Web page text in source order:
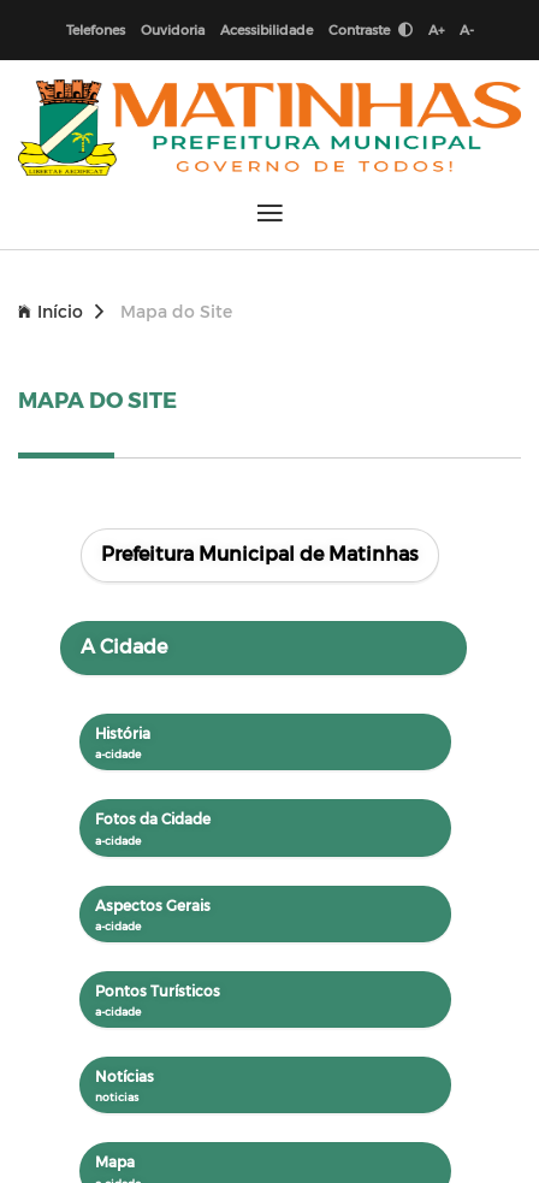
Telefones Ouvidoria Acessibilidade Contraste A+ A-
Início Mapa do Site
MAPA DO SITE
Prefeitura Municipal de Matinhas
A Cidade
História
Fotos da Cidade
Aspectos Gerais
Pontos Turísticos
Notícias
Mapa